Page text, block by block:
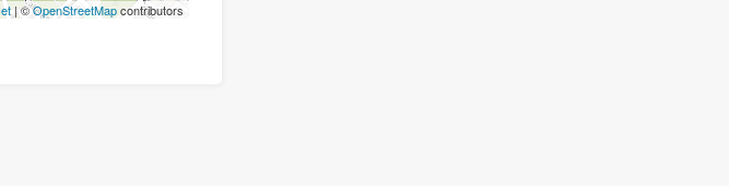
| ©OpenStreetMapcontributors